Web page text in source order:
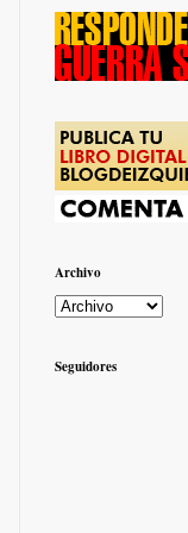
Archivo
Seguidores